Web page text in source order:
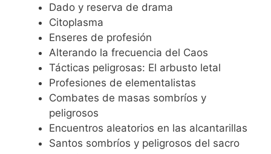
Dado y reserva de drama
Citoplasma
Enseres de profesión
Alterando la frecuencia del Caos
Tácticas peligrosas: El arbusto letal
Profesiones de elementalistas
Combates de masas sombríos y
peligrosos
Encuentros aleatorios en las alcantarillas
Santos sombríos y peligrosos del sacro